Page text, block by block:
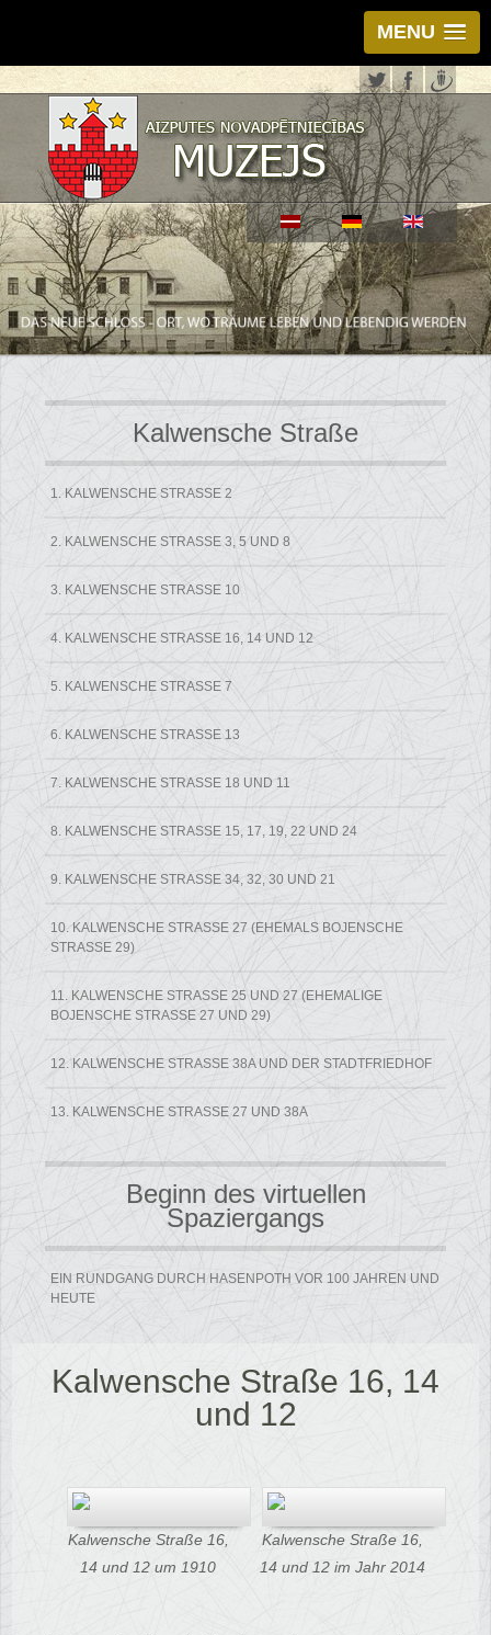
MENU
Kalwensche Straße
1. KALWENSCHE STRASSE 2
2. KALWENSCHE STRASSE 3, 5 UND 8
3. KALWENSCHE STRASSE 10
4. KALWENSCHE STRASSE 16, 14 UND 12
5. KALWENSCHE STRASSE 7
6. KALWENSCHE STRASSE 13
7. KALWENSCHE STRASSE 18 UND 11
8. KALWENSCHE STRASSE 15, 17, 19, 22 UND 24
9. KALWENSCHE STRASSE 34, 32, 30 UND 21
10. KALWENSCHE STRASSE 27 (EHEMALS BOJENSCHE S
TRASSE 29)
11. KALWENSCHE STRASSE 25 UND 27 (EHEMALIGE B
OJENSCHE STRASSE 27 UND 29)
12. KALWENSCHE STRASSE 38A UND DER STADTFRIEDHOF
13. KALWENSCHE STRASSE 27 UND 38A
Beginn des virtuellen
Spaziergangs
EIN RUNDGANG DURCH HASENPOTH VOR 100 JAHREN UND
HEUTE
Kalwensche Straße 16, 14
und 12
Kalwensche Straße 16,
14 und 12 um 1910
Kalwensche Straße 16,
14 und 12 im Jahr 2014